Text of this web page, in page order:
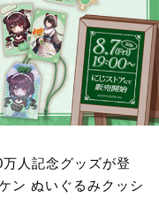
人記念グッズが登
ン ぬいぐるみクッシ